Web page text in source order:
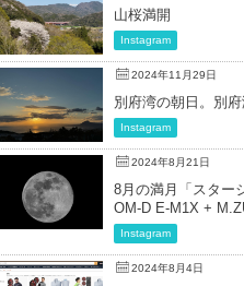
山桜満開
Instagram
2024年11月29日
別府湾の朝日。別
Instagram
2024年8月21日
8月の満月「スター
OM-D E-M1X +
Instagram
2024年8月4日